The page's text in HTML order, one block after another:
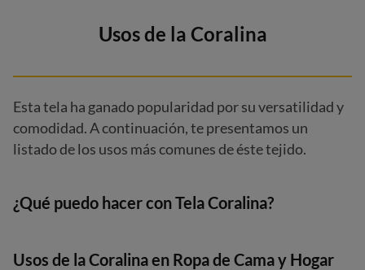
Usos de la Coralina
Esta tela ha ganado popularidad por su versatilidad y
comodidad. A continuación, te presentamos un
listado de los usos más comunes de éste tejido.
¿Qué puedo hacer con Tela Coralina?
Usos de la Coralina en Ropa de Cama y Hogar